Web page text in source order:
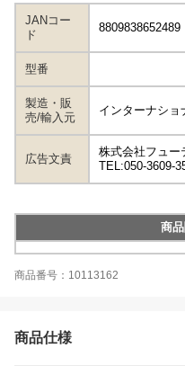
JANコー
ド
8809838652489
型番
製造・販
売/輸入元
インターナショ
広告文責
株式会社フュー
TEL:050-3609-
商
商品番号：10113162
商品仕様